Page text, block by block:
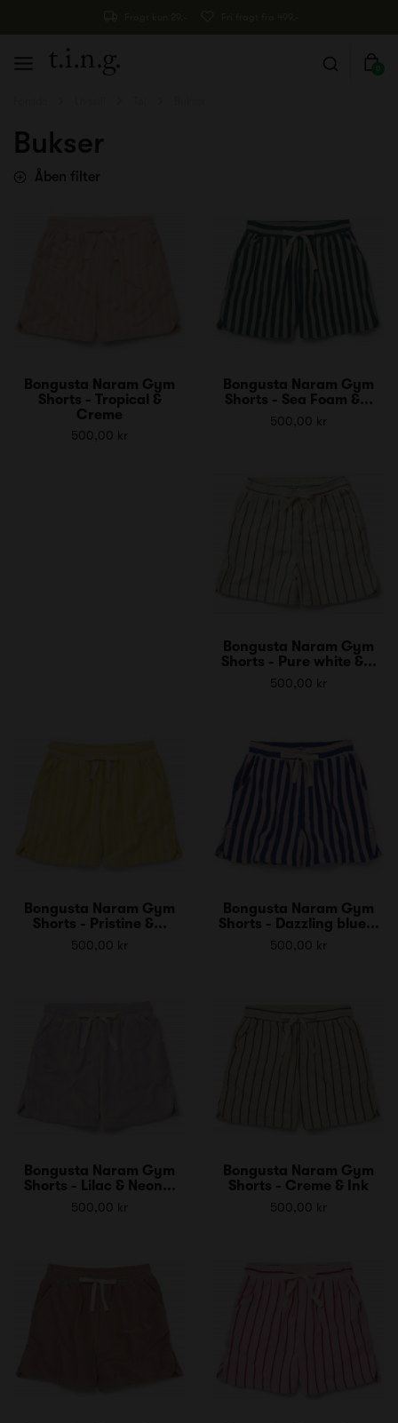
0
Bukser
Åben filter
Bongusta Naram Gym
Shorts - Tropical &
Creme
500,00 kr
Bongusta Naram Gym
Shorts - Sea Foam &...
500,00 kr
Bongusta Naram Gym
Shorts - Pure white &...
500,00 kr
Bongusta Naram Gym
Shorts - Pristine &...
500,00 kr
Bongusta Naram Gym
Shorts - Dazzling blue...
500,00 kr
Bongusta Naram Gym
Shorts - Lilac & Neon...
500,00 kr
Bongusta Naram Gym
Shorts - Creme & Ink
500,00 kr